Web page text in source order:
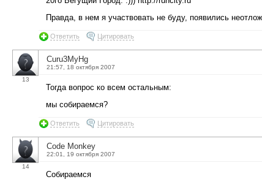
Правда, в нем я участвовать не буду, появились
Ответить Цитировать
13
Curu3MyHg
21:57, 18 октября 2007
Тогда вопрос ко всем остальным:
мы собираемся?
Ответить Цитировать
14
Code Monkey
22:01, 19 октября 2007
Собираемся